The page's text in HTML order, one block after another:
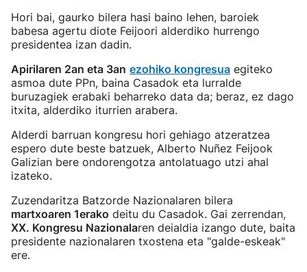
Hori bai, gaurko bilera hasi baino lehen, baroiek
babesa agertu diote Feijoori alderdiko hurrengo
presidentea izan dadin.
Apirilaren 2an eta 3an ezohiko kongresua egiteko
asmoa dute PPn, baina Casadok eta lurralde
buruzagiek erabaki beharreko data da; beraz, ez dago
itxita, alderdiko iturrien arabera.
Alderdi barruan kongresu hori gehiago atzeratzea
espero dute beste batzuek, Alberto Nuñez Feijook
Galizian bere ondorengotza antolatuago utzi ahal
izateko.
Zuzendaritza Batzorde Nazionalaren bilera
martxoaren 1erako deitu du Casadok. Gai zerrendan,
XX. Kongresu Nazionalaren deialdia izango dute, baita
presidente nazionalaren txostena eta "galde-eskeak"
ere.